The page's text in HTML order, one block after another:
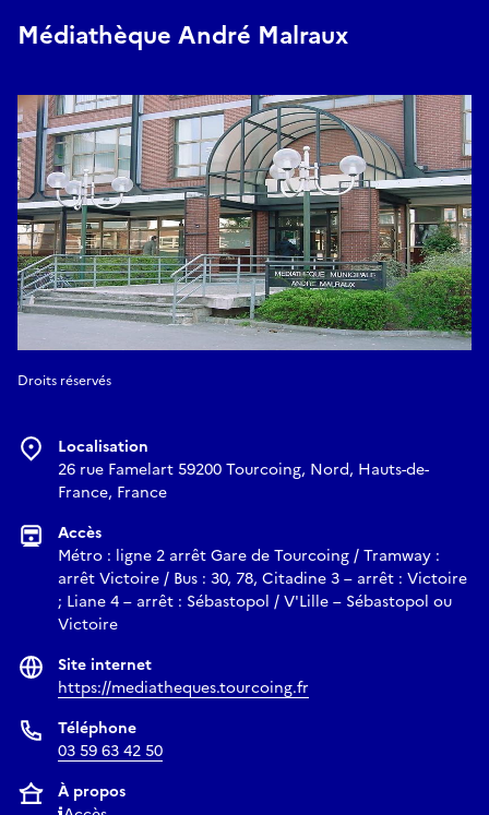
Médiathèque André Malraux
Droits réservés
Localisation
26 rue Famelart 59200 Tourcoing, Nord, Hauts-de-
France, France
Accès
Métro : ligne 2 arrêt Gare de Tourcoing / Tramway :
arrêt Victoire / Bus : 30, 78, Citadine 3 – arrêt : Victoire
; Liane 4 – arrêt : Sébastopol / V'Lille – Sébastopol ou
Victoire
Site internet
https://mediatheques.tourcoing.fr
Téléphone
03 59 63 42 50
À propos